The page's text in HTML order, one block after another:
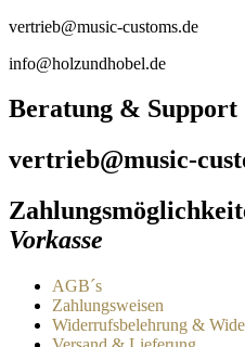
vertrieb@music-customs.de
info@holzundhobel.de
Beratung & Support
vertrieb@music-
Vorkasse
AGB´s
Zahlungsweisen
Widerrufsbelehrung &